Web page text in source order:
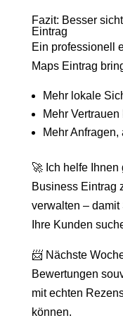
Fazit: Besser
Eintrag
Ein professionell
Maps Eintrag
Mehr lokale
Mehr
Mehr
🚀 Ich helfe
Business Eintrag
verwalten –
Ihre Kunden
📨 Nächste
Bewertungen
mit echten
können.